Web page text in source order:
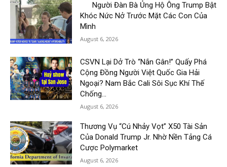
Người Đàn Bà Ủng Hộ Ông Trump Bật
Khóc Nức Nở Trước Mặt Các Con Của
Mình
August 6, 2026
CSVN Lại Dở Trò “Nắn Gân!” Quấy Phá
Cộng Đồng Người Việt Quốc Gia Hải
Ngoại? Nam Bắc Cali Sôi Sục Khí Thế
Chống...
August 6, 2026
Thương Vụ “Cú Nhảy Vọt” X50 Tài Sản
Của Donald Trump Jr. Nhờ Nền Tảng Cá
Cược Polymarket
August 6, 2026